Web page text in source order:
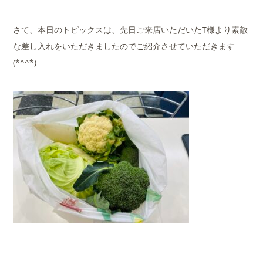
さて、本日のトピックスは、先日ご来店いただいたT様より素敵
な差し入れをいただきましたのでご紹介させていただきます
(*^^*)